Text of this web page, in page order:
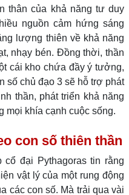
thân của khả năng tư duy
nguồn cảm hứng sáng
lượng thiên về khả năng
nhạy bén. Đồng thời, thần
cái kho chứa đầy ý tưởng,
số chủ đạo 3 sẽ hỗ trợ phát
thần, phát triển khả năng
mọi khía cạnh cuộc sống.
con số thiên thần
cổ đại Pythagoras tin rằng
vật lý của một rung động
các con số. Mà trải qua vài